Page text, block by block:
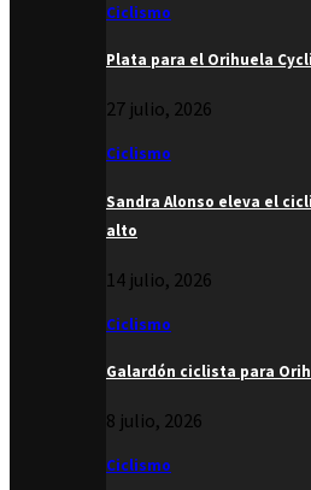
Ciclismo
Plata para el Orihuela
27 julio, 2026
Ciclismo
Sandra Alonso eleva el
alto
14 julio, 2026
Ciclismo
Galardón ciclista para
8 julio, 2026
Ciclismo